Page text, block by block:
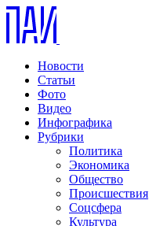
Новости
Статьи
Фото
Видео
Инфографика
Рубрики
Политика
Экономика
Общество
Происшествия
Соцсфера
Культура